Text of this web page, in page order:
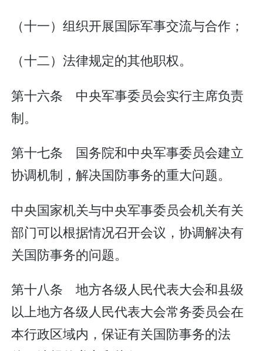
（十一）组织开展国际军事交流与合作；
（十二）法律规定的其他职权。
第十六条 中央军事委员会实行主席负责
制。
第十七条 国务院和中央军事委员会建立
协调机制，解决国防事务的重大问题。
中央国家机关与中央军事委员会机关有关
部门可以根据情况召开会议，协调解决有
关国防事务的问题。
第十八条 地方各级人民代表大会和县级
以上地方各级人民代表大会常务委员会在
本行政区域内，保证有关国防事务的法